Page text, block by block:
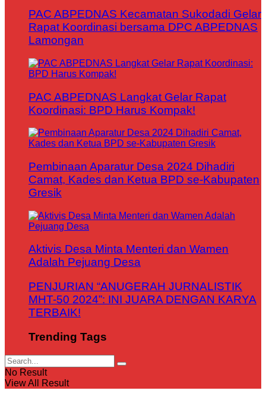
PAC ABPEDNAS Kecamatan Sukodadi Gelar
Rapat Koordinasi bersama DPC ABPEDNAS
Lamongan
PAC ABPEDNAS Langkat Gelar Rapat
Koordinasi: BPD Harus Kompak!
Pembinaan Aparatur Desa 2024 Dihadiri
Camat, Kades dan Ketua BPD se-Kabupaten
Gresik
Aktivis Desa Minta Menteri dan Wamen
Adalah Pejuang Desa
PENJURIAN “ANUGERAH JURNALISTIK
MHT-50 2024”: INI JUARA DENGAN KARYA
TERBAIK!
Trending Tags
No Result
View All Result